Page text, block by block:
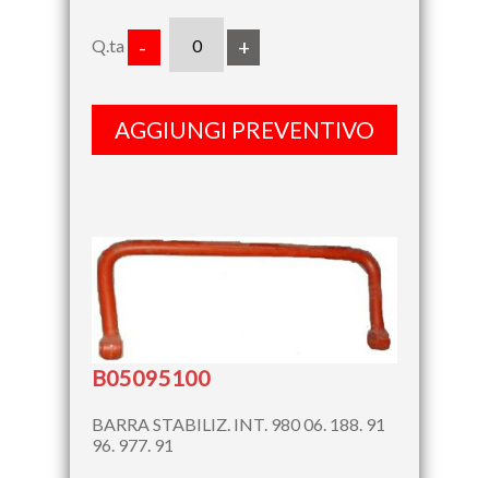
Q.ta - +
AGGIUNGI PREVENTIVO
B05095100
BARRA STABILIZ. INT. 980 06. 188. 91
96. 977. 91